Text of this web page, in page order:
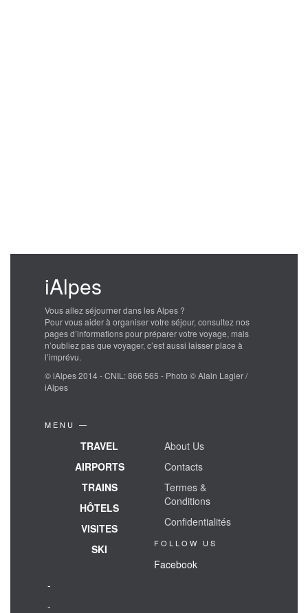
iAlpes
Vous allez séjourner dans les Alpes ?
Pour vous aider à organiser votre séjour, consultez nos
pages d’informations pour préparer votre voyage, mais
n’oubliez pas que voyager, c’est aussi laisser place à
l’imprévu.
© iAlpes 2014 - CNIL: 866 565 - Photo © Alain Lagier /
iAlpes
MENU —
TRAVEL
AIRPORTS
TRAINS
HÔTELS
VISITES
SKI
About Us
Contacts
Termes &
Conditions
Confidentialités
FOLLOW US
Facebook
-
-